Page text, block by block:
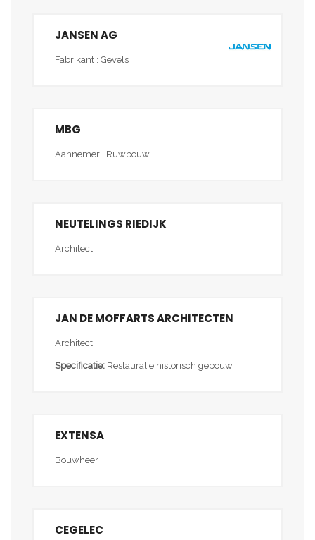
JANSEN AG
Fabrikant : Gevels
MBG
Aannemer : Ruwbouw
NEUTELINGS RIEDIJK
Architect
JAN DE MOFFARTS ARCHITECTEN
Architect
Specificatie: Restauratie historisch gebouw
EXTENSA
Bouwheer
CEGELEC